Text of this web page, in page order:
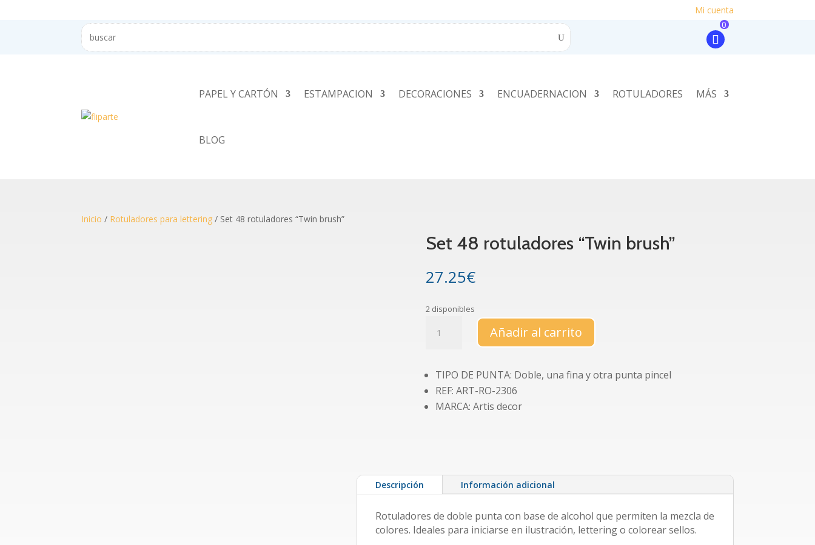
Mi cuenta
0
PAPEL Y CARTÓN ESTAMPACION DECORACIONES ENCUADERNACION ROTULADORES MÁS
BLOG
Inicio / Rotuladores para lettering / Set 48 rotuladores “Twin brush”
Set 48 rotuladores “Twin brush”
27.25€
2 disponibles
brush"
cantidad
Añadir al carrito
TIPO DE PUNTA: Doble, una fina y otra punta pincel
REF: ART-RO-2306
MARCA: Artis decor
Descripción Información adicional
Rotuladores de doble punta con base de alcohol que permiten la mezcla de
colores. Ideales para iniciarse en ilustración, lettering o colorear sellos.